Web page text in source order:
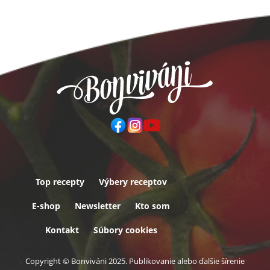
Top recepty Výbery receptov
E-shop Newsletter Kto som
Kontakt Súbory cookies
Copyright © Bonviváni 2025. Publikovanie alebo ďalšie šírenie